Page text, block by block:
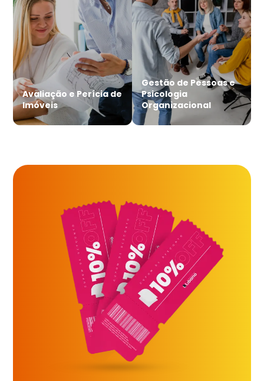
Avaliação e Perícia de
Imóveis
Gestão de Pessoas e
Psicologia
Organizacional